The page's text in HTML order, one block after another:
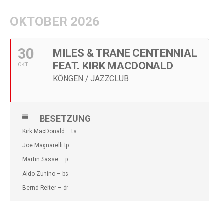
OKTOBER 2026
30
OKT
MILES & TRANE CENTENNIAL
FEAT. KIRK MACDONALD
KÖNGEN / JAZZCLUB
BESETZUNG
Kirk MacDonald – ts
Joe Magnarelli tp
Martin Sasse – p
Aldo Zunino – bs
Bernd Reiter – dr